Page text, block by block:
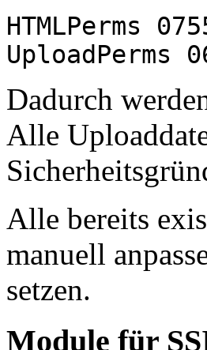
HTMLPerms
UploadPerms
Dadurch
Alle
Alle bereits
manuell
setzen.
Module für